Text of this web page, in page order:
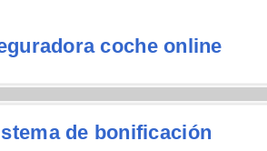
coche online
de bonificación